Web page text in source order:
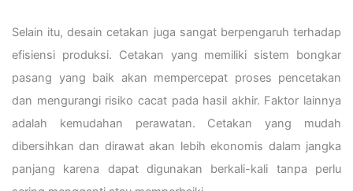
Selain itu, desain cetakan juga sangat berpengaruh terhadap
efisiensi produksi. Cetakan yang memiliki sistem bongkar
pasang yang baik akan mempercepat proses pencetakan
dan mengurangi risiko cacat pada hasil akhir. Faktor lainnya
adalah kemudahan perawatan. Cetakan yang mudah
dibersihkan dan dirawat akan lebih ekonomis dalam jangka
panjang karena dapat digunakan berkali-kali tanpa perlu